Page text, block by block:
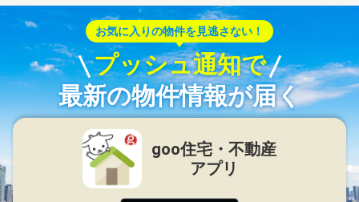
お気に入りの物件を見逃さない！
プッシュ通知で
最新の物件情報が届く
goo住宅・不動産
アプリ